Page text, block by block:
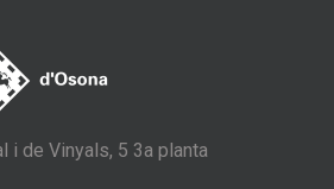
i de Vinyals, 5 3a planta